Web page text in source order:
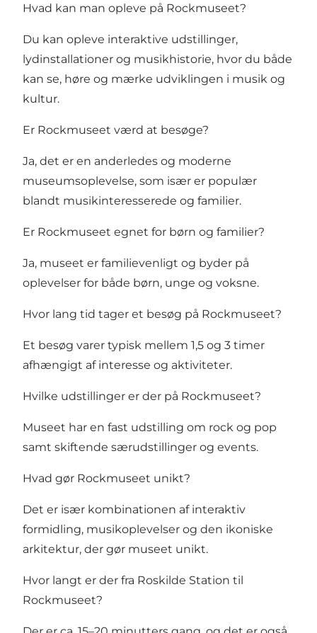
Hvad kan man opleve på Rockmuseet?
Du kan opleve interaktive udstillinger,
lydinstallationer og musikhistorie, hvor du både
kan se, høre og mærke udviklingen i musik og
kultur.
Er Rockmuseet værd at besøge?
Ja, det er en anderledes og moderne
museumsoplevelse, som især er populær
blandt musikinteresserede og familier.
Er Rockmuseet egnet for børn og familier?
Ja, museet er familievenligt og byder på
oplevelser for både børn, unge og voksne.
Hvor lang tid tager et besøg på Rockmuseet?
Et besøg varer typisk mellem 1,5 og 3 timer
afhængigt af interesse og aktiviteter.
Hvilke udstillinger er der på Rockmuseet?
Museet har en fast udstilling om rock og pop
samt skiftende særudstillinger og events.
Hvad gør Rockmuseet unikt?
Det er især kombinationen af interaktiv
formidling, musikoplevelser og den ikoniske
arkitektur, der gør museet unikt.
Hvor langt er der fra Roskilde Station til
Rockmuseet?